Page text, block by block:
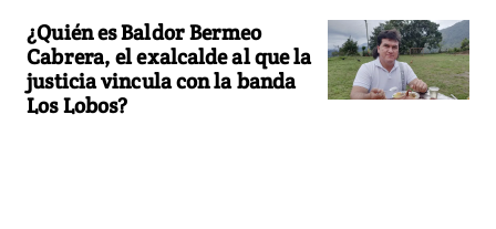
¿Quién es Baldor Bermeo
Cabrera, el exalcalde al que la
justicia vincula con la banda
Los Lobos?